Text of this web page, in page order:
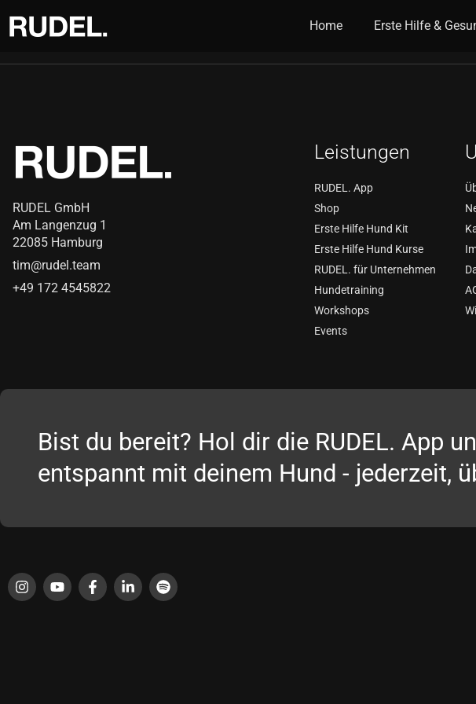
Home Erste Hilfe &
RUDEL. Magazin
RUDEL GmbH
Am Langenzug 1
22085 Hamburg
tim@rudel.team
+49 172 4545822
Leistungen
RUDEL. App
Shop
Erste Hilfe Hund Kit
Erste Hilfe Hund Kurse
RUDEL. für Unternehmen
Hundetraining
Workshops
Events
Bist du bereit? Hol dir die RUDEL. App
entspannt mit deinem Hund - jederzeit,